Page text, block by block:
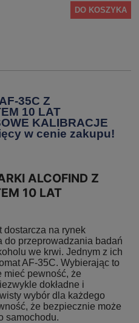
DO KOSZYKA
35C Z
10 LAT
KALIBRACJE
w cenie zakupu!
ALCOFIND Z
10 LAT
dostarcza na rynek
do przeprowadzania badań
we krwi. Jednym z ich
AF-35C. Wybierając to
mieć pewność, że
dokładne i
wybór dla każdego
że bezpiecznie może
samochodu.